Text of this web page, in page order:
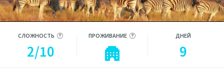
СЛОЖНОСТЬ
2/10
ПРОЖИВАНИЕ ДНЕЙ
9